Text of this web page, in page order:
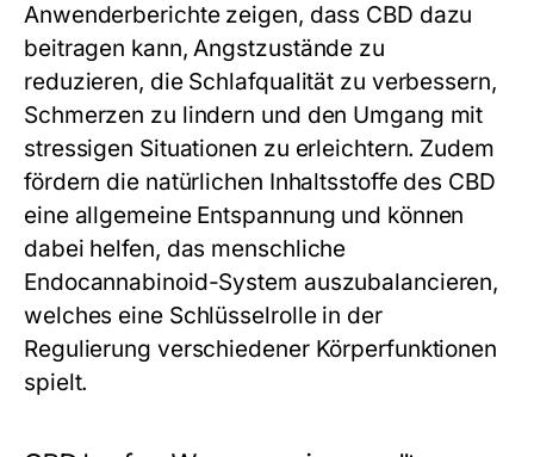
Anwenderberichte zeigen, dass CBD dazu
beitragen kann, Angstzustände zu
reduzieren, die Schlafqualität zu verbessern,
Schmerzen zu lindern und den Umgang mit
stressigen Situationen zu erleichtern. Zudem
fördern die natürlichen Inhaltsstoffe des CBD
eine allgemeine Entspannung und können
dabei helfen, das menschliche
Endocannabinoid-System auszubalancieren,
welches eine Schlüsselrolle in der
Regulierung verschiedener Körperfunktionen
spielt.